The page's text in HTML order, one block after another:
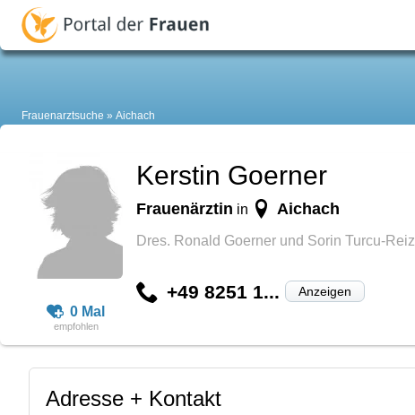
Frauenarztsuche Aichach
0 Mal
Kerstin Goerner
Frauenärztin in Aichach
Dres. Ronald Goerner und Sorin Turcu-Reiz
+49 8251 1... Anzeigen
Adresse + Kontakt